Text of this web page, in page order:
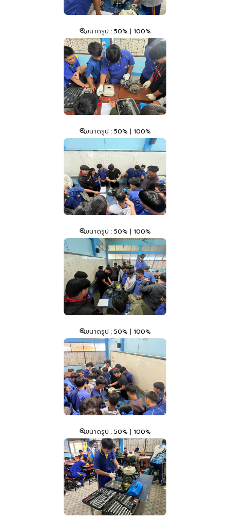
ขนาดรูป : 50% | 100%
ขนาดรูป : 50% | 100%
ขนาดรูป : 50% | 100%
ขนาดรูป : 50% | 100%
ขนาดรูป : 50% | 100%